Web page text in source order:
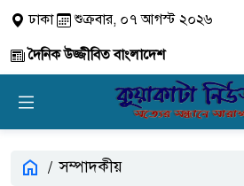
ঢাকা
শুক্রবার, ০৭ আগস্ট ২০২৬
দৈনিক উজ্জীবিত বাংলাদেশ
সম্পাদকীয়